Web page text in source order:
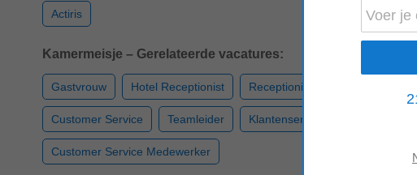
Actiris
Kamermeisje – Gerelateerde vacatures:
Gastvrouw Hotel Receptionist Receptioniste
Customer Service Teamleider Klantenservice
Customer Service Medewerker